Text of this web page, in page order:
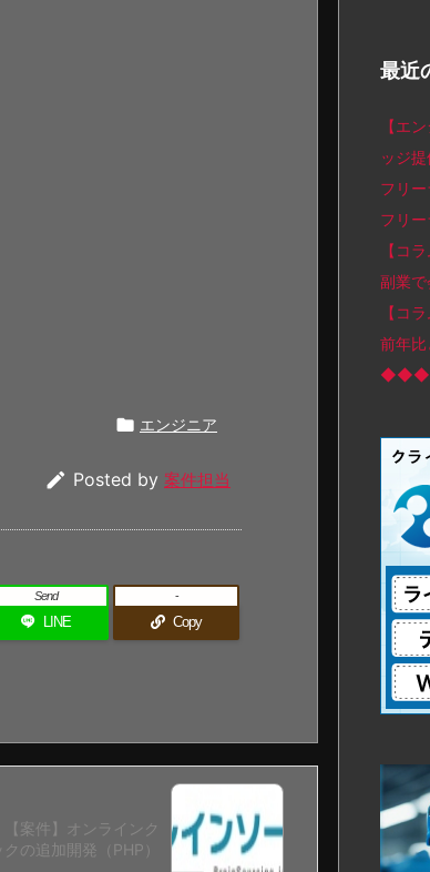
 エンジニア
 Posted by 案件担当
LINE
Send
Copy
-
【案件】オンラインク
クの追加開発（PHP）
最近
【エ
ッジ
フリ
フリ
【コ
副業
【コ
前年
◆◆◆ |